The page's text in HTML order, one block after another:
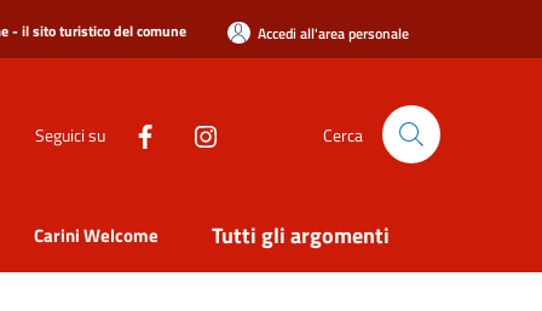
- il sito turistico del comune Accedi all'area personale
Seguici su Cerca
Carini Welcome Tutti gli argomenti